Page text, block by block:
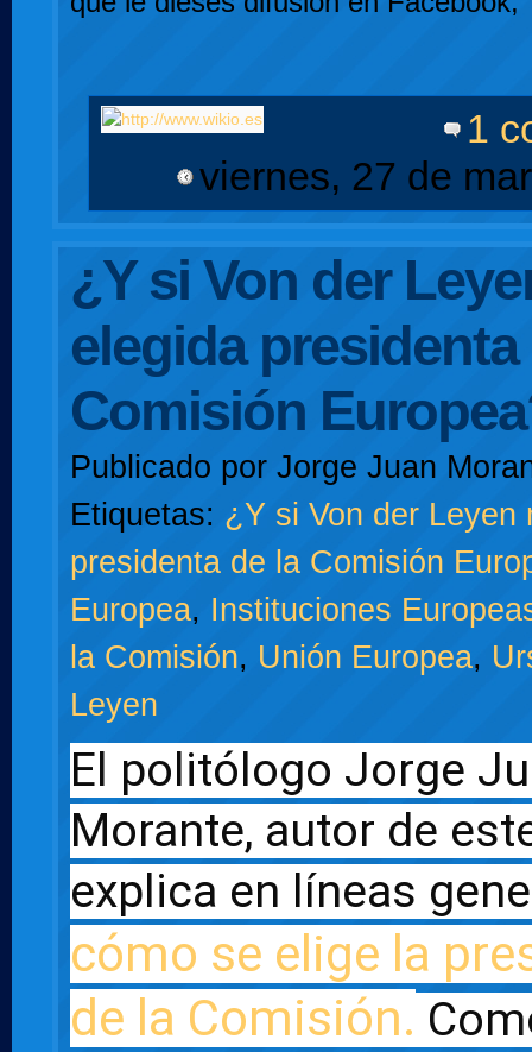
1
viernes, 27 de
¿Y si Von der
elegida presidenta
Comisión
Publicado por Jorge Juan
Etiquetas: ¿Y si Von der Leyen
presidenta de la Comisión
Europea, Instituciones
la Comisión, Unión Europea,
Leyen
El politólogo Jorge
Morante, autor de
cómo se elige la
de la Comisión.